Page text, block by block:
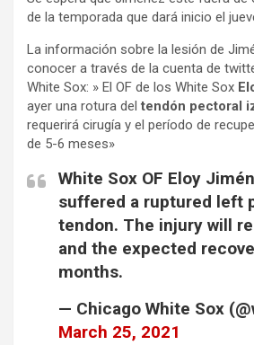
de la temporada que dará inicio el
La información sobre la lesión de
conocer a través de la cuenta de
White Sox: » El OF de los White Sox
ayer una rotura deltendón pectoral
requerirá cirugía y el período de
de 5-6 meses»
White Sox OF Eloy
suffered a ruptured left
tendon. The injury will
and the expected
months.
— Chicago White Sox
March 25, 2021